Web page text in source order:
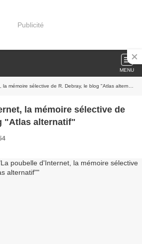
Publicité
MENU
mémoire sélective de R. Debray, le blog "Atlas alternatif"
la mémoire sélective de
"Atlas alternatif"